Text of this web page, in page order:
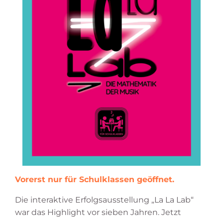
Vorerst nur für Schulklassen geöffnet.
Die interaktive Erfolgsausstellung „La La Lab“
war das Highlight vor sieben Jahren. Jetzt